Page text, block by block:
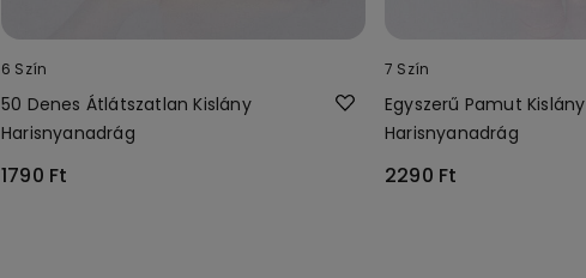
6 Szín
50 Denes Átlátszatlan Kislány
Harisnyanadrág
1790 Ft
7 Szín
Egyszerű Pamut Kislány
Harisnyanadrág
2290 Ft